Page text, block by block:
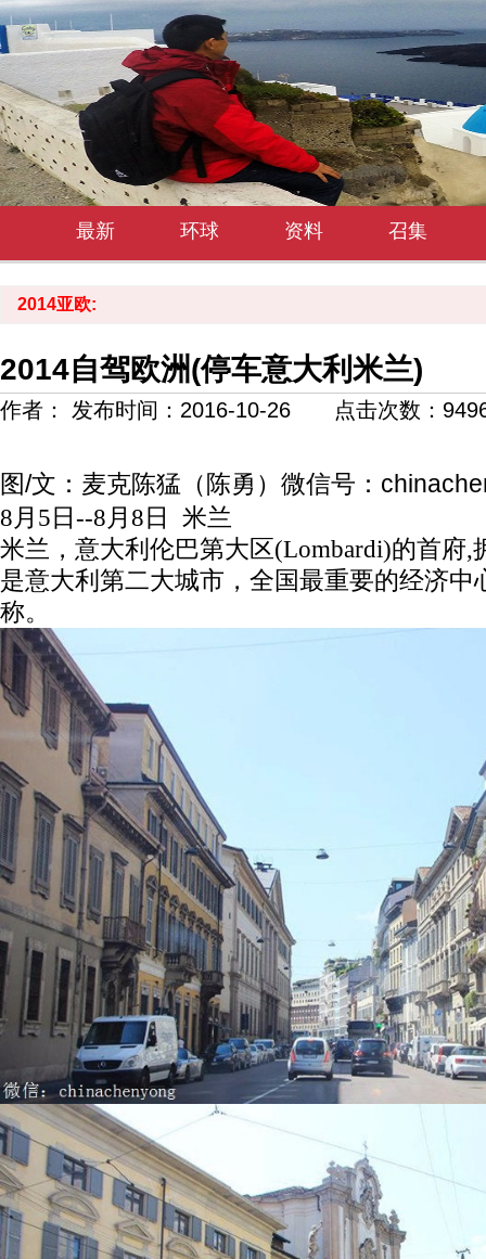
最新 环球 资料 召集
2014亚欧:
2014自驾欧洲(停车意大利米兰)
作者： 发布时间：2016-10-26 点击次数：
图/文：麦克陈猛（陈勇）微信号：
8月5日--8月8日 米兰
米兰，意大利伦巴第大区(Lombardi)的首府,
是意大利第二大城市，全国最重要的经济中
称。